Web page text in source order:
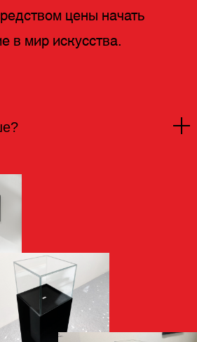
цены начать
в мир искусства.
регистрировать все
Cosmoscow и вне ярмарки
сайте, тем самым
их частью белого рынка.
и исследование вопроса,
финал и продолжает
после ярмарки.